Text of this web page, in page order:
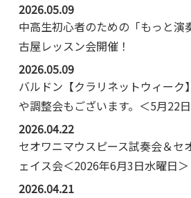
2026.05.09
中高生初心者のための「もっと演
古屋レッスン会開催！
2026.05.09
バルドン【クラリネットウィーク
や調整会もございます。＜5月22
2026.04.22
セオワニマウスピース試奏会＆セ
ェイス会＜2026年6月3日水曜日＞
2026.04.21